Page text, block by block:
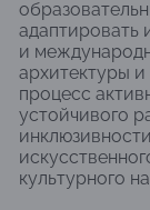
адаптировать
и
архитектуры
процесс
устойчивого
культурного